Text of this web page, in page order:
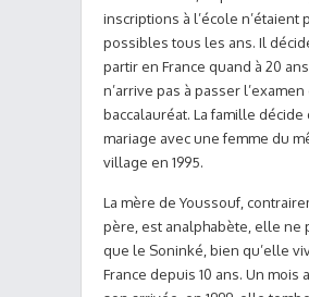
inscriptions à l’école n’étaient
possibles tous les ans. Il
partir en France quand à 20
n’arrive pas à passer l’examen
baccalauréat. La famille décide
mariage avec une femme du
village en 1995.
La mère de Youssouf,
père, est analphabète, elle ne
que le Soninké, bien qu’elle
France depuis 10 ans. Un mois